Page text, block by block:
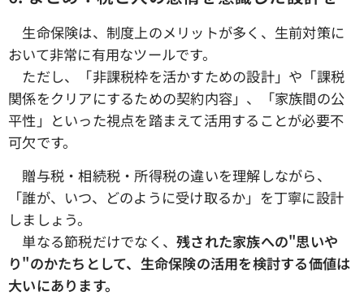
生命保険は、制度上のメリットが多く、生前対策に
おいて非常に有用なツールです。
ただし、「非課税枠を活かすための設計」や「課税
関係をクリアにするための契約内容」、「家族間の公
平性」といった視点を踏まえて活用することが必要不
可欠です。
贈与税・相続税・所得税の違いを理解しながら、
「誰が、いつ、どのように受け取るか」を丁寧に設計
しましょう。
単なる節税だけでなく、残された家族への"思いや
り"のかたちとして、生命保険の活用を検討する価値は
大いにあります。